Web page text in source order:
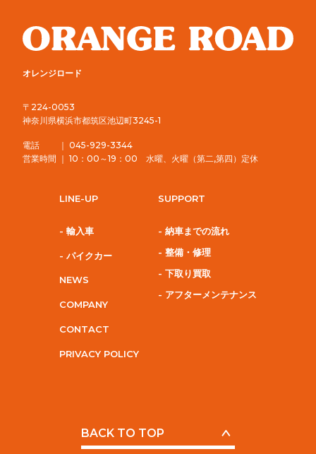
オレンジロード
〒224-0053
神奈川県横浜市都筑区池辺町3245-1
電話 ｜ 045-929-3344
営業時間 ｜ 10：00～19：00 水曜、火曜（第二,第四）定休
LINE-UP
- 輸入車
- パイクカー
NEWS
COMPANY
CONTACT
PRIVACY POLICY
SUPPORT
- 納車までの流れ
- 整備・修理
- 下取り買取
- アフターメンテナンス
BACK TO TOP